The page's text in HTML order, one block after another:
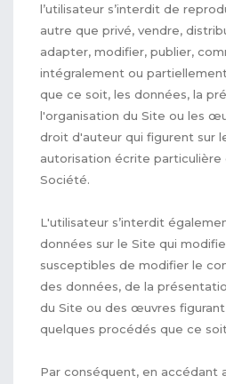
l’utilisateur s’interdit de
autre que privé, vendre,
adapter, modifier, publier,
intégralement ou
que ce soit, les données, la
l'organisation du Site ou les
droit d'auteur qui figurent sur
autorisation écrite particulière
Société.
L'utilisateur s’interdit
données sur le Site qui
susceptibles de modifier le
des données, de la
du Site ou des œuvres
quelques procédés que ce
Par conséquent, en accédant